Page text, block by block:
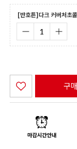
[반호튼]다크 커버처
구
마감시간안내